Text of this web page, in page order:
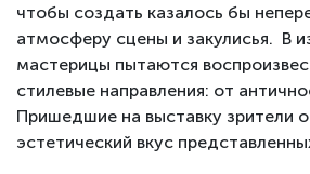
чтобы создать казалось бы
атмосферу сцены и закулисья. В
мастерицы пытаются
стилевые направления: от
Пришедшие на выставку зрители
эстетический вкус